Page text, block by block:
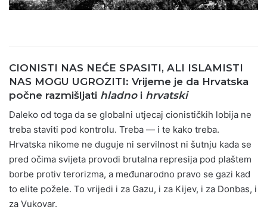
CIONISTI NAS NEĆE SPASITI, ALI ISLAMISTI
NAS MOGU UGROZITI: Vrijeme je da Hrvatska
počne razmišljati hladnoi hrvatski
Daleko od toga da se globalni utjecaj cionističkih lobija ne
treba staviti pod kontrolu. Treba — i te kako treba.
Hrvatska nikome ne duguje ni servilnost ni šutnju kada se
pred očima svijeta provodi brutalna represija pod plaštem
borbe protiv terorizma, a međunarodno pravo se gazi kad
to elite požele. To vrijedi i za Gazu, i za Kijev, i za Donbas, i
za Vukovar.